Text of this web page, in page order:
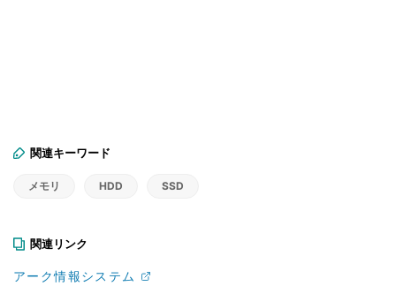
関連キーワード
メモリ HDD SSD
関連リンク
アーク情報システム